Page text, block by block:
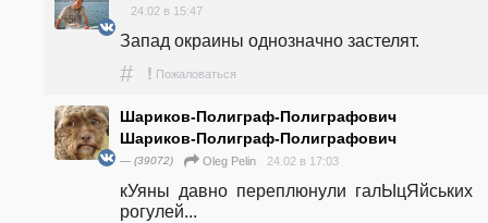
24.02 в 15:47
Запад окраины однозначно застелят.
# ! Пожаловаться
Шариков-Полиграф-Полиграфович
Шариков-Полиграф-Полиграфович
— (39072) Oleg Pelin 24.02 в 17:03
кУяны  давно  переплюнули  галЫцЯйських
рогулей...